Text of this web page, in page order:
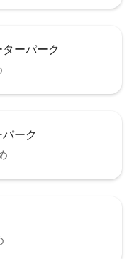
ーパーク
ーク